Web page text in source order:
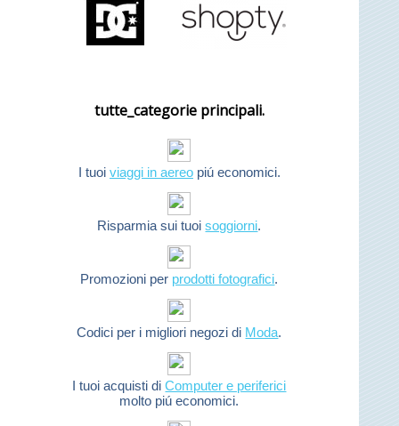
tutte_categorie principali.
I tuoi viaggi in aereopiú economici.
Risparmia sui tuoisoggiorni.
Promozioni per prodotti fotografici.
Codici per i migliori negozi di Moda.
I tuoi acquisti diComputer e periferici
molto piú economici.